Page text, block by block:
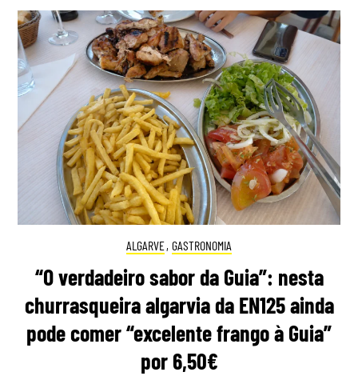
ALGARVE, GASTRONOMIA
“O verdadeiro sabor da Guia”: nesta
churrasqueira algarvia da EN125 ainda
pode comer “excelente frango à Guia”
por 6,50€